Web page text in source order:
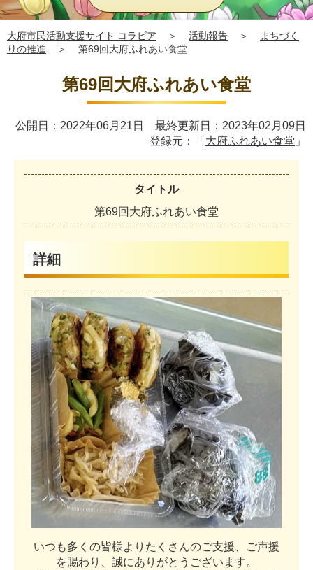
大府市民活動支援サイト コラビア ＞ 活動報告 ＞
まちづく
りの推進
＞ 第69回大府ふれあい食堂
第69回大府ふれあい食堂
公開日：2022年06月21日 最終更新日：2023年02月09日
登録元：「 大府ふれあい食堂 」
タイトル
第69回 大府ふれあい食堂
詳細
いつ も多 く の皆様よ り た く さ んのご支援 ご声援
を賜わ り 誠にあ り がと う ござい ま す。